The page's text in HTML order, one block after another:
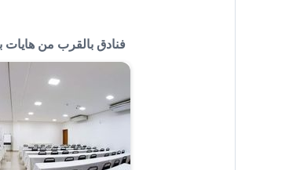
فنادق بالقرب من هايات